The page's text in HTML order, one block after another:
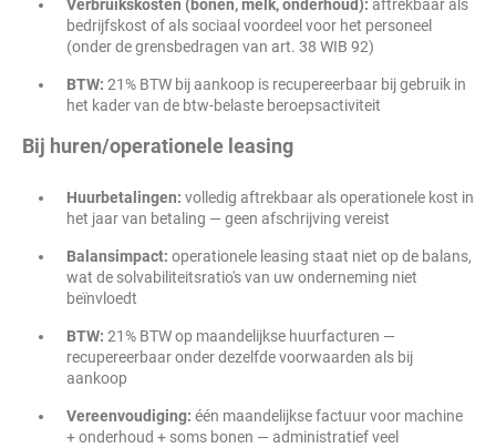
Verbruikskosten (bonen, melk, onderhoud): aftrekbaar als
bedrijfskost of als sociaal voordeel voor het personeel
(onder de grensbedragen van art. 38 WIB 92)
BTW: 21% BTW bij aankoop is recupereerbaar bij gebruik in
het kader van de btw-belaste beroepsactiviteit
Bij huren/operationele leasing
Huurbetalingen: volledig aftrekbaar als operationele kost in
het jaar van betaling — geen afschrijving vereist
Balansimpact: operationele leasing staat niet op de balans,
wat de solvabiliteitsratio's van uw onderneming niet
beïnvloedt
BTW: 21% BTW op maandelijkse huurfacturen —
recupereerbaar onder dezelfde voorwaarden als bij
aankoop
Vereenvoudiging: één maandelijkse factuur voor machine
+ onderhoud + soms bonen — administratief veel